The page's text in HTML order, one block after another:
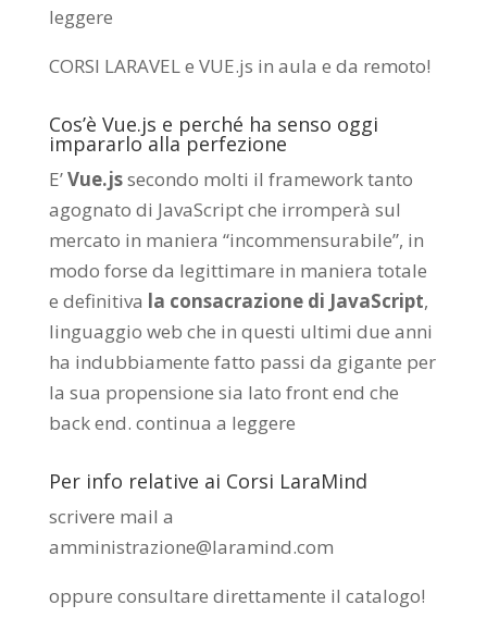
leggere
CORSI LARAVEL e VUE.js in aula e da remoto!
Cos’è Vue.js e perché ha senso oggi
impararlo alla perfezione
E’Vue.jssecondo molti il framework tanto
agognato di JavaScript che irromperà sul
mercato in maniera “incommensurabile”, in
modo forse da legittimare in maniera totale
e definitiva la consacrazione di JavaScript,
linguaggio web che in questi ultimi due anni
ha indubbiamente fatto passi da gigante per
la sua propensione sia lato front end che
back end. continua a leggere
Per info relative ai Corsi LaraMind
scrivere mail a
amministrazione@laramind.com
oppure consultare direttamente il catalogo!